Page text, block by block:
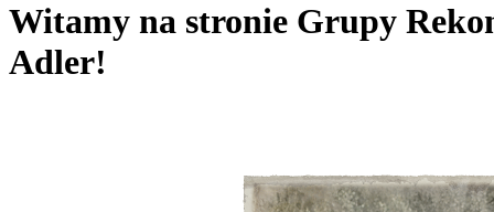
Witamy na stronie Grupy
Adler!